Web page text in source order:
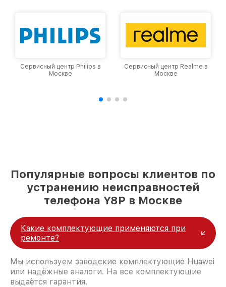
Сервисный центр Philips в
Москве
Сервисный центр Realme в
Москве
Популярные вопросы клиентов по
устранению неисправностей
телефона Y8P в Москве
Какие комплектующие применяются при
ремонте?
Мы используем заводские комплектующие Huawei
или надёжные аналоги. На все комплектующие
выдаётся гарантия.